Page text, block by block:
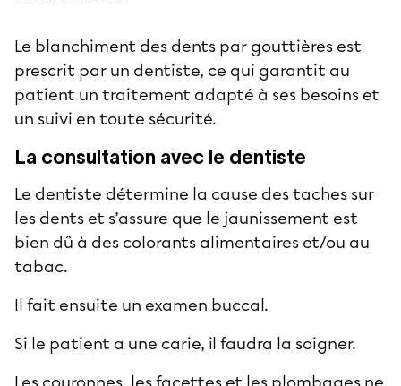
Le blanchiment des dents par gouttières est
prescrit par un dentiste, ce qui garantit au
patient un traitement adapté à ses besoins et
un suivi en toute sécurité.
La consultation avec le dentiste
Le dentiste détermine la cause des taches sur
les dents et s’assure que le jaunissement est
bien dû à des colorants alimentaires et/ou au
tabac.
Il fait ensuite un examen buccal.
Si le patient a une carie, il faudra la soigner.